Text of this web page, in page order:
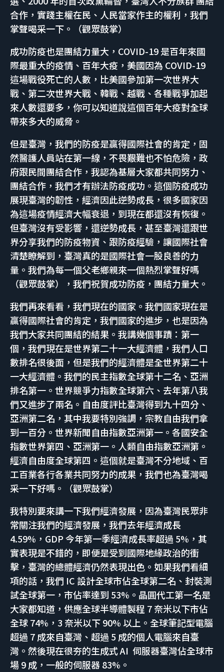
合作，實踐主權在民、人民當家作主的權利，我們
掌聲喝采一下。（觀眾鼓掌）
成功防疫也是團結力量大，COVID-19 是百年來國
際最重大的疫情、百年大疫，美國因為 COVID-19
這場戰役死亡的人數，比美國參加第一次世界大
戰、第二次世界大戰、韓戰、越戰、各種戰爭加起
來人數還要多，你可以知道說這個百年大疫對全球
帶來多大的威脅。
但是臺灣，我們的防疫是贏得國際社會的肯定，固
然醫護人員站在第一線，不畏艱難也不怕危險，政
府跟民間團結合作，我認為基層大家都共同努力、
團結合作，我們才有辦法防疫成功。這個防疫成功
展現臺灣的韌性，經濟因此逆勢成長，很多國家因
為這場疫情經濟大幅衰退，到現在都還沒有恢復。
但臺灣沒有受影響，還逆勢成長，甚至臺灣還跟世
界分享我們的防疫物資、跟防疫經驗，讓國際社會
清楚瞭解到，臺灣真的是國際社會一股良善的力
量。我們為每一個父老鄉親來一個熱烈掌聲好嗎
（觀眾鼓掌），我們祝賀成功防疫，團結力量大。
我們再來看看，我們現在的國家。我們國家現在是
贏得國際社會的肯定，我們國家的進步，也是因為
我們大家共同團結的結果。我講幾個事蹟：第一
個，我們現在是世界第二十一大經濟體，我們人口
數排名很後面，但是我們的經濟體是全世界第二十
一大經濟體。我們的民主指數全球第十二名、亞洲
排名第一。世界競爭力指數全球第六、去年第八我
們又進步了兩名。自由度評比臺灣得到九十四分、
亞洲第二名，其中我要特別強調，宗教自由我們拿
到一百分。世界新聞自由指數亞洲第一。各國安全
指數世界第四、亞洲第一。人類自由指數亞洲第。
經濟自由度全球第四。這個就是臺灣不分地域、百
工百業各行各業共同努力的成果，我們也為臺灣喝
采一下好嗎。（觀眾鼓掌）
我特別要來講一下我們經濟發展，因為臺灣民眾非
常關注我們的經濟發展，我們去年經濟成長
4.59%，GDP 今年第一季經濟成長率超過 5%，其
實表現是不錯的，即便是受到國際地緣政治的衝
擊，臺灣的總體經濟仍然表現出色。如果我們看細
項的話，我們 IC 設計全球市佔全球第二名、封裝測
試全球第一，市佔率達到 53%。晶圓代工第一名是
大家都知道，供應全球半導體製程 7 奈米以下市佔
全球 74%，3 奈米以下 90% 以上。全球筆記型電腦
超過 7 成來自臺灣、超過 5 成的個人電腦來自臺
灣。然後現在很夯的生成式 AI 伺服器臺灣佔全球市
場 9 成，一般的伺服器 83%。